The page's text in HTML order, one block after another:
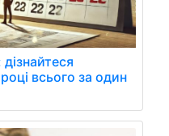
всього за один